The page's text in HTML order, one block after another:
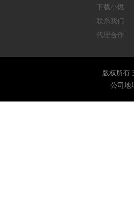
下载小燃
联系我们
代理合作
版权所有
公司地